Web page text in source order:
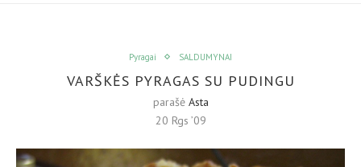
Pyragai SALDUMYNAI
VARŠKĖS PYRAGAS SU PUDINGU
parašė Asta
20 Rgs ’09